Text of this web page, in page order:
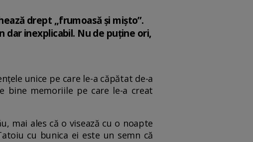
drept „frumoasă și mișto”.
dar inexplicabil. Nu de puține ori,
unice pe care le-a căpătat de-a
bine memoriile pe care le-a creat
mai ales că o visează cu o noapte
cu bunica ei este un semn că